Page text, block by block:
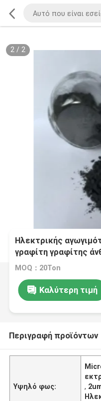
2/ 2
Ηλεκτρικής
γραφίτη γραφίτης
υψηλός
MOQ：20Ton
Καλύτερη τιμή
Περιγραφή προϊόντων
Υψηλό φως:
,